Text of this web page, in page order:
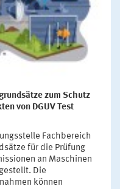
zum Schutz
von DGUV Test
Fachbereich
für die Prüfung
an Maschinen
Die
können